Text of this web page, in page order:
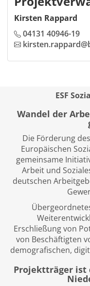
Kirsten Rappard
04131 40946-19
ESF
Wandel der
Die Förderung
Europäischen
gemeinsame
Arbeit und
deutschen
Erschließung von
von Beschäftigten
demografischen,
Projektträger ist